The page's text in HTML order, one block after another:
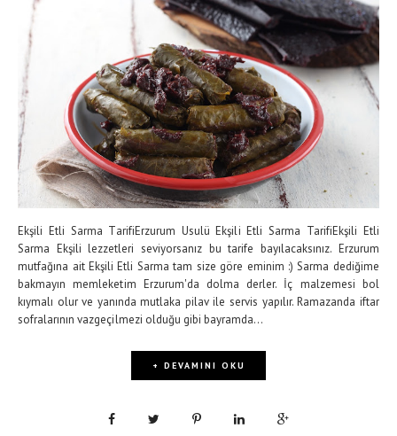
Ekşili Etli Sarma TarifiErzurum Usulü Ekşili Etli Sarma TarifiEkşili Etli
Sarma Ekşili lezzetleri seviyorsanız bu tarife bayılacaksınız. Erzurum
mutfağına ait Ekşili Etli Sarma tam size göre eminim :) Sarma dediğime
bakmayın memleketim Erzurum'da dolma derler. İç malzemesi bol
kıymalı olur ve yanında mutlaka pilav ile servis yapılır. Ramazanda iftar
sofralarının vazgeçilmezi olduğu gibi bayramda...
+ DEVAMINI OKU